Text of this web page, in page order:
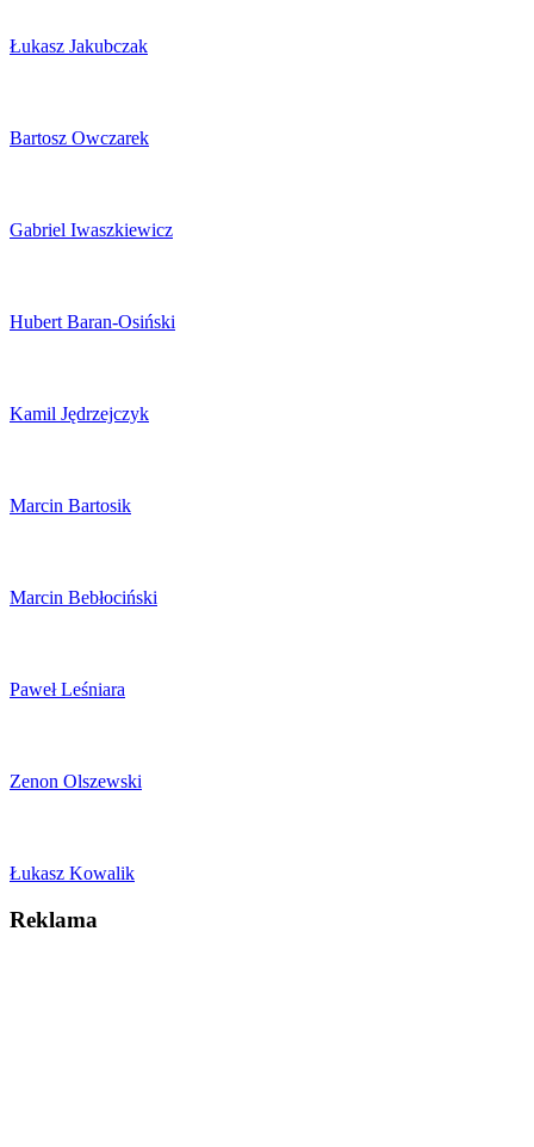
Łukasz Jakubczak
Bartosz Owczarek
Gabriel Iwaszkiewicz
Hubert Baran-Osiński
Kamil Jędrzejczyk
Marcin Bartosik
Marcin Bebłociński
Paweł Leśniara
Zenon Olszewski
Łukasz Kowalik
Reklama